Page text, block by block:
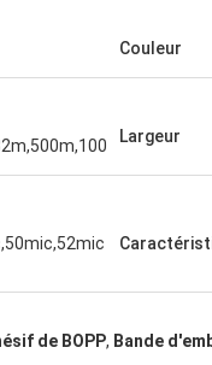
Couleur
Largeur
de BOPP, Bande